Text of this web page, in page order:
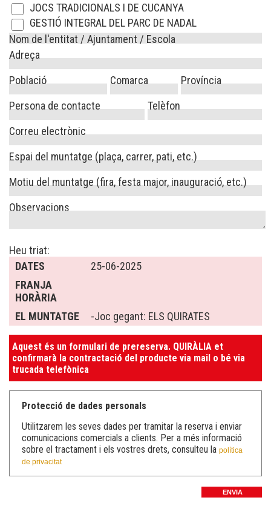
JOCS TRADICIONALS I DE CUCANYA
GESTIÓ INTEGRAL DEL PARC DE NADAL
Nom de l'entitat / Ajuntament / Escola
Adreça
Població
Comarca
Província
Persona de contacte
Telèfon
Correu electrònic
Espai del muntatge (plaça, carrer, pati, etc.)
Motiu del muntatge (fira, festa major, inauguració, etc.)
Observacions
Heu triat:
DATES
25-06-2025
FRANJA
HORÀRIA
EL MUNTATGE
-Joc gegant: ELS QUIRATES
Aquest és un formulari de prereserva. QUIRÀLIA et
confirmarà la contractació del producte via mail o bé via
trucada telefònica
Protecció de dades personals
Utilitzarem les seves dades per tramitar la reserva i enviar
comunicacions comercials a clients. Per a més informació
sobre el tractament i els vostres drets, consulteu la política
de privacitat